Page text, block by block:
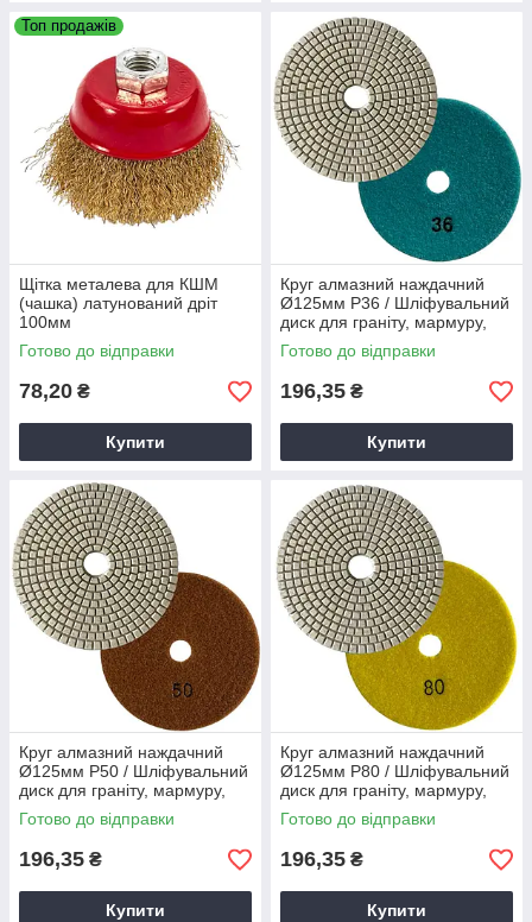
Топ продажів
Щітка металева для КШМ
(чашка) латунований дріт
100мм
Готово до відправки
78,20 ₴
Купити
Круг алмазний наждачний
Ø125мм P36 / Шліфувальний
диск для граніту, мармуру,
плитки та скла
Готово до відправки
196,35 ₴
Купити
Круг алмазний наждачний
Ø125мм P50 / Шліфувальний
диск для граніту, мармуру,
плитки та скла
Готово до відправки
196,35 ₴
Купити
Круг алмазний наждачний
Ø125мм P80 / Шліфувальний
диск для граніту, мармуру,
плитки та скла
Готово до відправки
196,35 ₴
Купити